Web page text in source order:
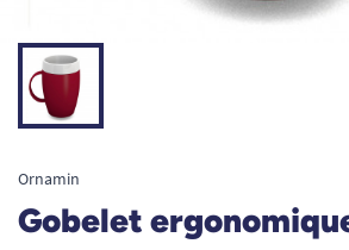
Ornamin
Gobelet